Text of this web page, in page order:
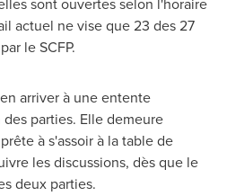
sont ouvertes selon l'horaire
actuel ne vise que 23 des 27
le SCFP.
arriver à une entente
parties. Elle demeure
à s'assoir à la table de
les discussions, dès que le
deux parties.